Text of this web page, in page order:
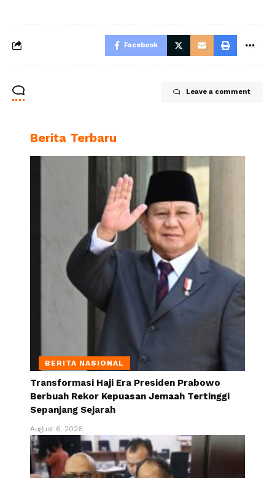
Facebook
Leave a comment
Berita Terbaru
BERITA NASIONAL
Transformasi Haji Era Presiden Prabowo
Berbuah Rekor Kepuasan Jemaah Tertinggi
Sepanjang Sejarah
August 6, 2026